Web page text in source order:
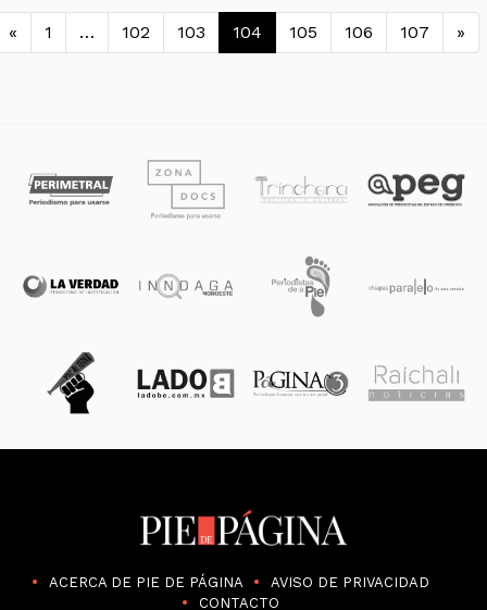
de entradas
« 1 … 102 103 104 105 106 107 »
ACERCA DE PIE DE PÁGINA
AVISO DE PRIVACIDAD
CONTACTO